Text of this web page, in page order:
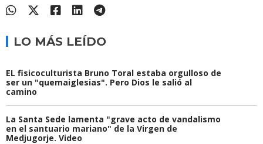
LO MÁS LEÍDO
EL fisicoculturista Bruno Toral estaba orgulloso de
ser un "quemaiglesias". Pero Dios le salió al
camino
La Santa Sede lamenta "grave acto de vandalismo
en el santuario mariano" de la Virgen de
Medjugorje. Video